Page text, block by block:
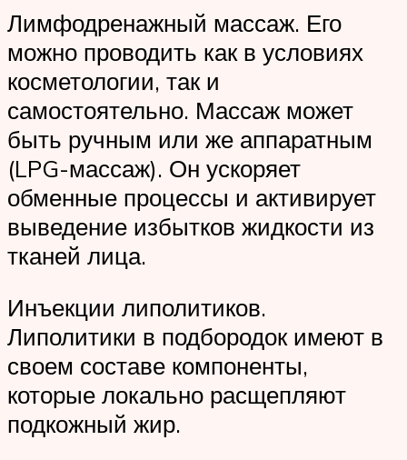
Лимфодренажный массаж. Его
можно проводить как в условиях
косметологии, так и
самостоятельно. Массаж может
быть ручным или же аппаратным
(LPG-массаж). Он ускоряет
обменные процессы и активирует
выведение избытков жидкости из
тканей лица.
Инъекции липолитиков.
Липолитики в подбородок имеют в
своем составе компоненты,
которые локально расщепляют
подкожный жир.